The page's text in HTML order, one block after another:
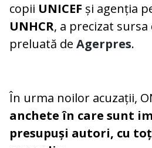
copii UNICEF și agenția
UNHCR, a precizat sursa
preluată de Agerpres.
În urma noilor acuzații,
anchete în care sunt
presupuși autori, cu